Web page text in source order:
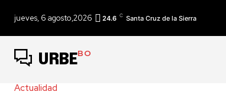
jueves, 6 agosto,2026 24.6 C Santa Cruz de la Sierra
URBEBO
Actualidad